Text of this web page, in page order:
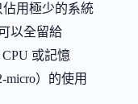
佔用極少的系統
以全留給
或記憶
micro）的使用